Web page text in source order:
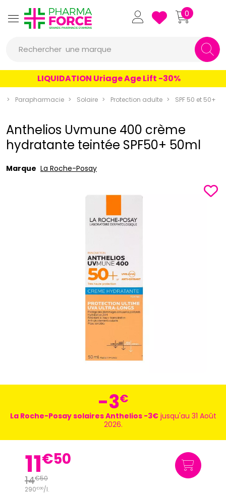
Pharmaforce Grande Pharmacie
0
Rechercher
un produit
une marque
LIQUIDATION Uriage Age Lift -30%
Parapharmacie Solaire Protection adulte SPF 50 et 50+
Anthelios Uvmune 400 crème
hydratante teintée SPF50+ 50ml
Marque La Roche-Posay
-3€
La Roche-Posay solaires Anthelios -3€jusqu'au 31 Août
2026.
11€50
14€50
290€00/l.